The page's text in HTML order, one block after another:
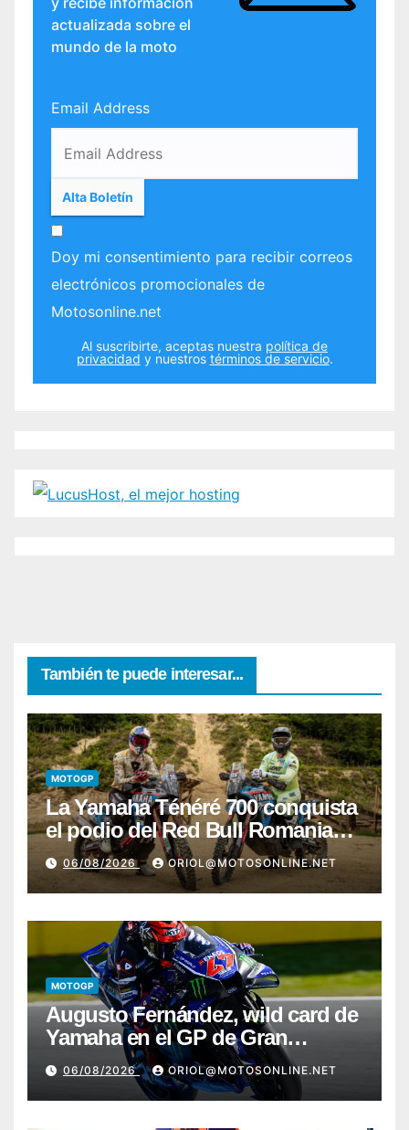
actualizada sobre el
mundo de la moto
Email Address
Doy mi consentimiento para recibir correos
electrónicos promocionales de
Motosonline.net
Al suscribirte, aceptas nuestra política de
privacidad y nuestros términos de servicio.
También te puede interesar...
MOTOGP
La Yamaha Ténéré 700 conquista
el podio del Red Bull Romaniacs
2026 con Pol Tarrés
06/08/2026 ORIOL@MOTOSONLINE.NET
MOTOGP
Augusto Fernández, wild card de
Yamaha en el GP de Gran
Bretaña
06/08/2026 ORIOL@MOTOSONLINE.NET